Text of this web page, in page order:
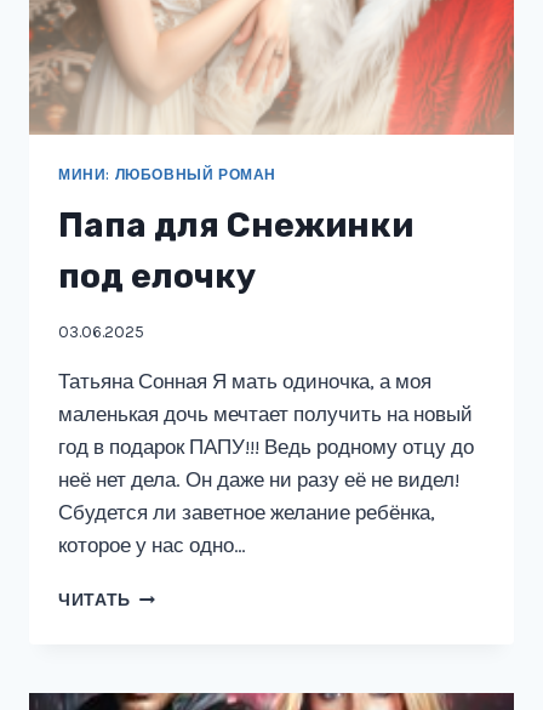
МИНИ: ЛЮБОВНЫЙ РОМАН
Папа для Снежинки
под елочку
03.06.2025
Татьяна Сонная Я мать одиночка, а моя
маленькая дочь мечтает получить на новый
год в подарок ПАПУ!!! Ведь родному отцу до
неё нет дела. Он даже ни разу её не видел!
Сбудется ли заветное желание ребёнка,
которое у нас одно…
ЧИТАТЬ ПАПА
ЕЛОЧКУ